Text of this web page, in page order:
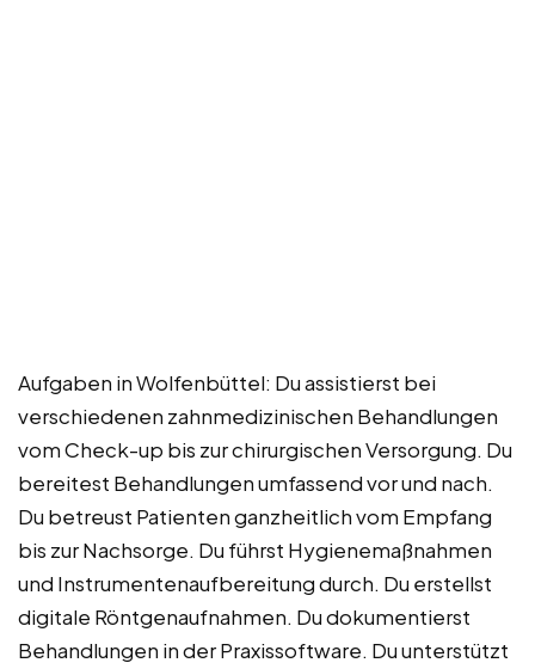
Aufgaben in Wolfenbüttel: Du assistierst bei
verschiedenen zahnmedizinischen Behandlungen
vom Check-up bis zur chirurgischen Versorgung. Du
bereitest Behandlungen umfassend vor und nach.
Du betreust Patienten ganzheitlich vom Empfang
bis zur Nachsorge. Du führst Hygienemaßnahmen
und Instrumentenaufbereitung durch. Du erstellst
digitale Röntgenaufnahmen. Du dokumentierst
Behandlungen in der Praxissoftware. Du unterstützt